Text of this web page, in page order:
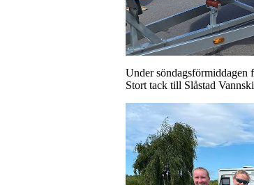
Under söndagsförmiddagen
Stort tack till Slåstad